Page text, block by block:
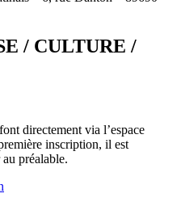
/ CULTURE /
directement via l’espace
inscription, il est
préalable.